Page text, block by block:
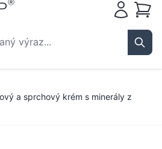
výraz...
Košík
a sprchový krém s minerály z